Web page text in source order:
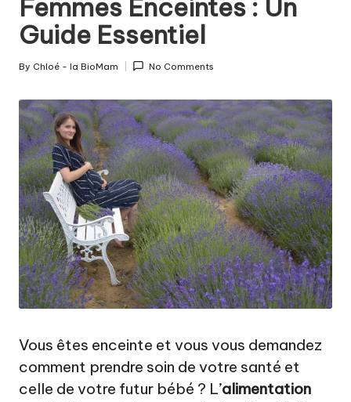
c
o
u
c
h
e
m
e
n
t
a
u
n
a
t
Femmes Enceintes : Un
Guide Essentiel
Posted
By Chloé - la BioMam No Comments
Vous êtes enceinte et vous vous demandez
comment prendre soin de votre santé et
celle de votre futur bébé ? L’alimentation